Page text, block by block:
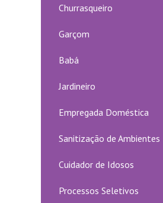
Churrasqueiro
Garçom
Babá
Jardineiro
Empregada Doméstica
Sanitização de Ambientes
Cuidador de Idosos
Processos Seletivos